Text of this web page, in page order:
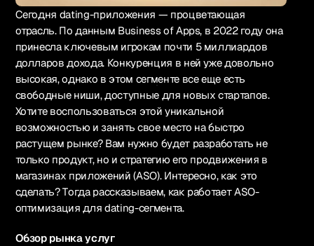
1k+ участников
Вступить в Telegram
Связаться
Сегодня dating-приложения — процветающая
отрасль. По данным Business of Apps, в 2022 году она
принесла ключевым игрокам почти 5 миллиардов
долларов дохода. Конкуренция в ней уже довольно
высокая, однако в этом сегменте все еще есть
свободные ниши, доступные для новых стартапов.
Хотите воспользоваться этой уникальной
возможностью и занять свое место на быстро
растущем рынке? Вам нужно будет разработать не
только продукт, но и стратегию его продвижения в
магазинах приложений (ASO). Интересно, как это
сделать? Тогда рассказываем, как работает ASO-
оптимизация для dating-сегмента.
Обзор рынка услуг